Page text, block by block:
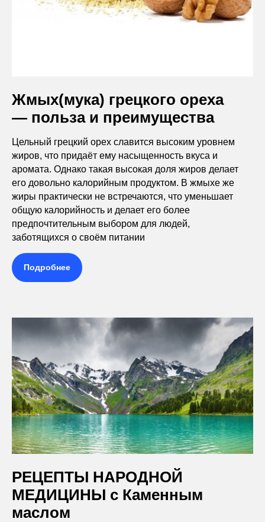
Жмых(мука) грецкого ореха
— польза и преимущества
Цельный грецкий орех славится высоким уровнем
жиров, что придаёт ему насыщенность вкуса и
аромата. Однако такая высокая доля жиров делает
его довольно калорийным продуктом. В жмыхе же
жиры практически не встречаются, что уменьшает
общую калорийность и делает его более
предпочтительным выбором для людей,
заботящихся о своём питании
Подробнее
РЕЦЕПТЫ НАРОДНОЙ
МЕДИЦИНЫ с Каменным
маслом